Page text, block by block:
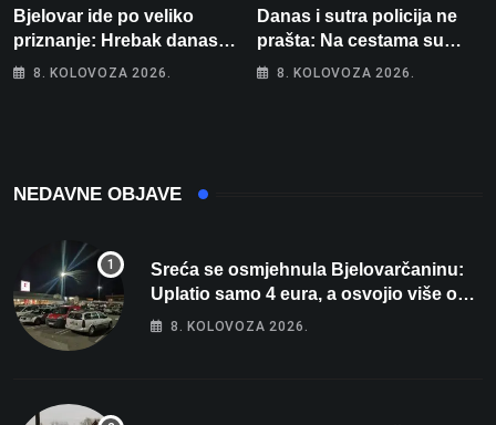
Bjelovar ide po veliko
priznanje: Hrebak danas u
Parizu predstavlja
8. KOLOVOZA 2026.
Danas i sutra policija ne
prašta: Na cestama su
posebno na meti ovi
8. KOLOVOZA 2026.
NEDAVNE OBJAVE
Sreća se osmjehnula Bjelovarčaninu:
Uplatio samo 4 eura, a osvojio više od
80 tisuća eura
8. KOLOVOZA 2026.